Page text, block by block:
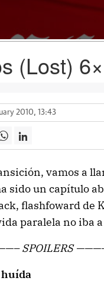
(Lost)
2010, 13:43
vamos a
sido un capítulo
flashfoward de
paralela no iba
SPOILERS